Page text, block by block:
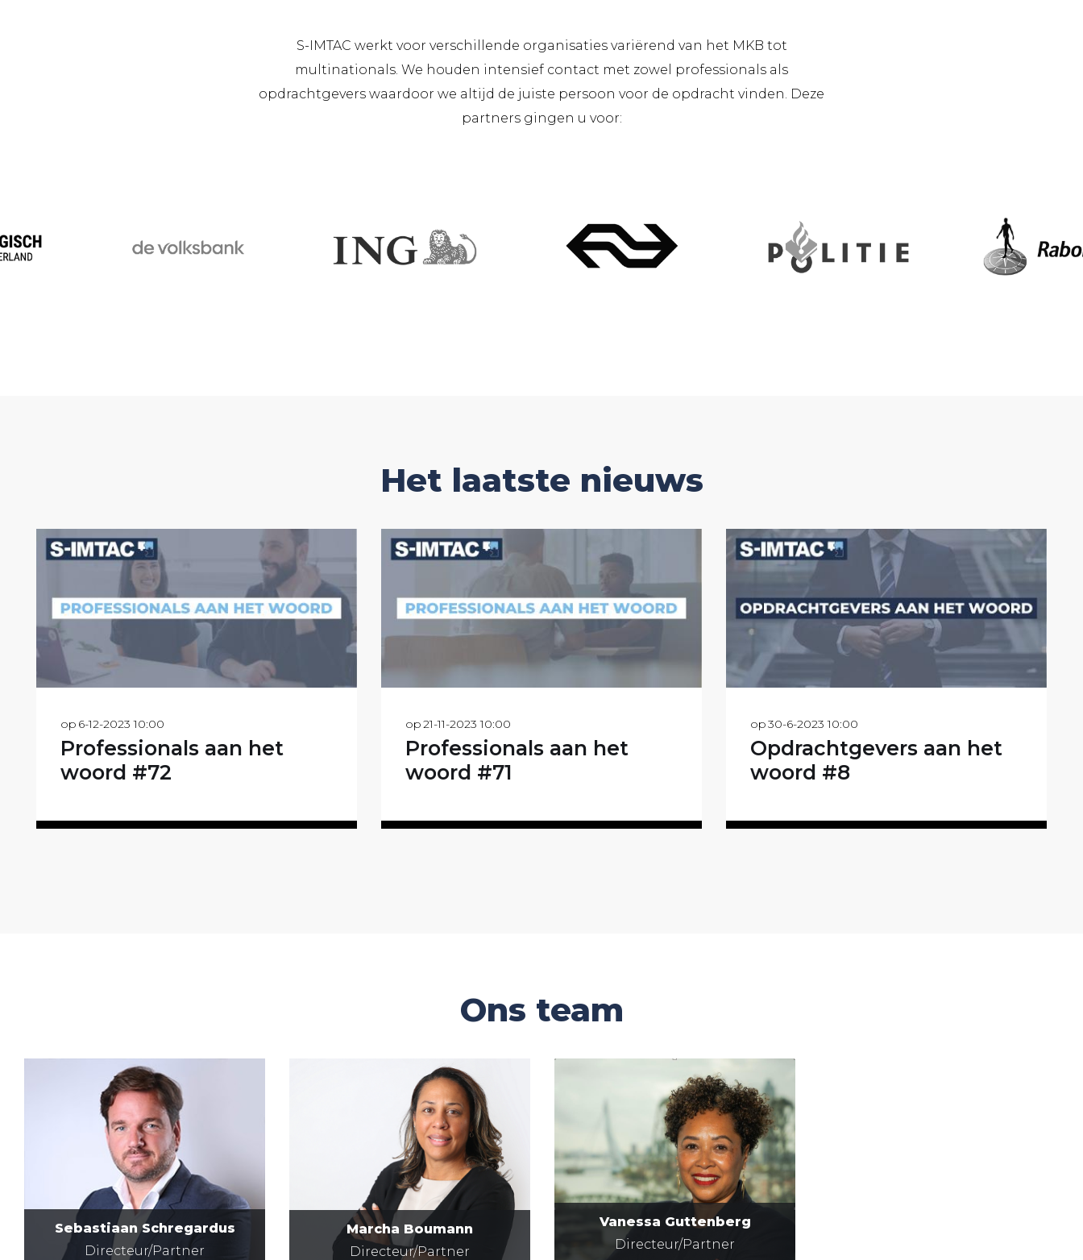
S-IMTAC werkt voor verschillende organisaties variërend van het MKB tot
multinationals. We houden intensief contact met zowel professionals als
opdrachtgevers waardoor we altijd de juiste persoon voor de opdracht vinden. Deze
partners gingen u voor:
Het laatste nieuws
op 6-12-2023 10:00
Professionals aan het
woord #72
op21-11-2023 10:00
Professionals aan het
woord #71
op30-6-2023 10:00
Opdrachtgevers aan het
woord #8
Ons team
Sebastiaan Schregardus
Directeur/Partner
Marcha Boumann
Directeur/Partner
Vanessa Guttenberg
Directeur/Partner